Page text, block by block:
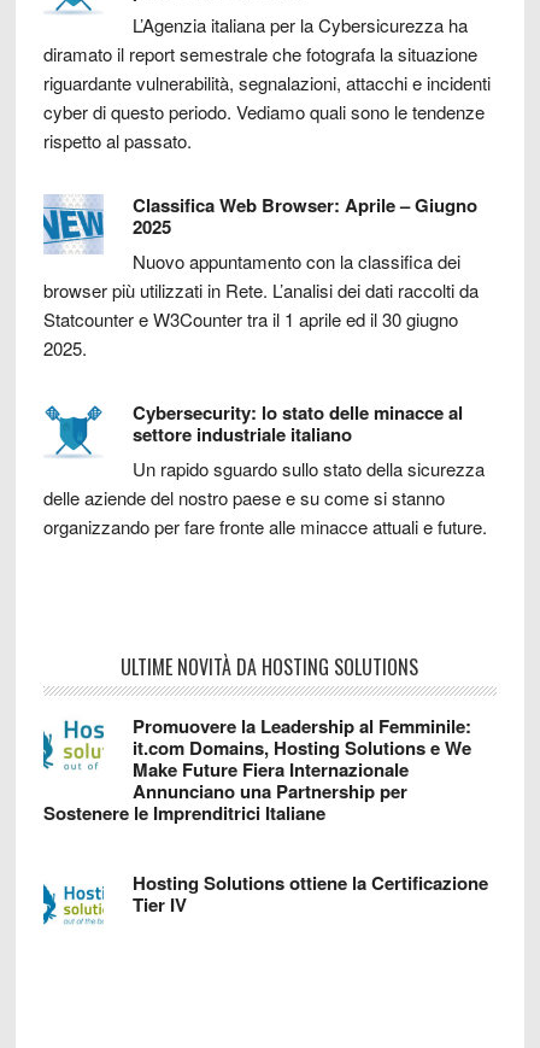
L’Agenzia italiana per la Cybersicurezza ha
diramato il report semestrale che fotografa la situazione
riguardante vulnerabilità, segnalazioni, attacchi e incidenti
cyber di questo periodo. Vediamo quali sono le tendenze
rispetto al passato.
Classifica Web Browser: Aprile – Giugno
2025
Nuovo appuntamento con la classifica dei
browser più utilizzati in Rete. L’analisi dei dati raccolti da
Statcounter e W3Counter tra il 1 aprile ed il 30 giugno
2025.
Cybersecurity: lo stato delle minacce al
settore industriale italiano
Un rapido sguardo sullo stato della sicurezza
delle aziende del nostro paese e su come si stanno
organizzando per fare fronte alle minacce attuali e future.
ULTIME NOVITÀ DA HOSTING SOLUTIONS
Promuovere la Leadership al Femminile:
it.com Domains, Hosting Solutions e We
Make Future Fiera Internazionale
Annunciano una Partnership per
Sostenere le Imprenditrici Italiane
Hosting Solutions ottiene la Certificazione
Tier IV